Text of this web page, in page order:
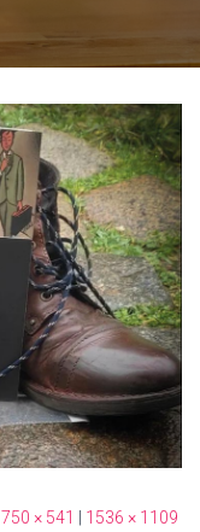
750 × 541
1536 × 1109